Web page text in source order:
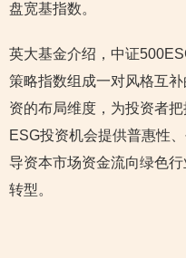
盘宽基指数。
英大基金介绍，中证
策略指数组成一对风格互
资的布局维度，为投资者
ESG投资机会提供普惠性
导资本市场资金流向绿色
转型。